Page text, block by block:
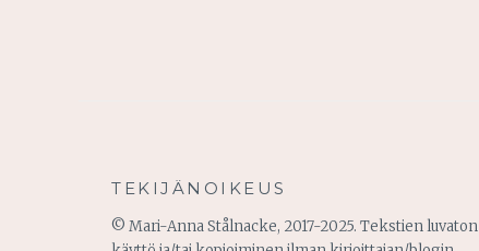
TEKIJÄNOIKEUS
© Mari-Anna Stålnacke, 2017-2025. Tekstien luvaton